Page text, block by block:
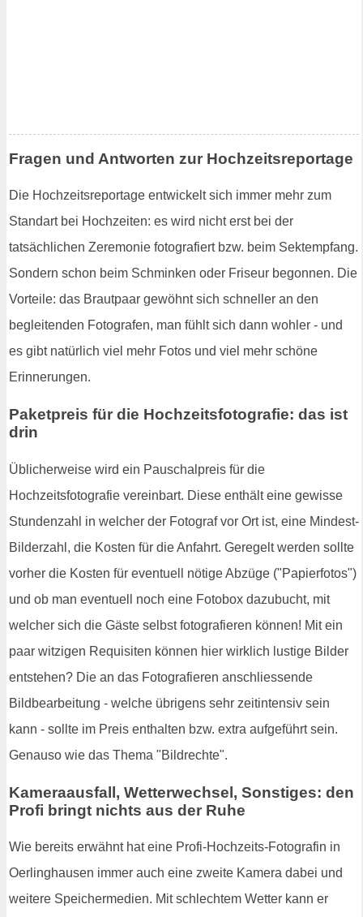
Fragen und Antworten zur Hochzeitsreportage
Die Hochzeitsreportage entwickelt sich immer mehr zum
Standart bei Hochzeiten: es wird nicht erst bei der
tatsächlichen Zeremonie fotografiert bzw. beim Sektempfang.
Sondern schon beim Schminken oder Friseur begonnen. Die
Vorteile: das Brautpaar gewöhnt sich schneller an den
begleitenden Fotografen, man fühlt sich dann wohler - und
es gibt natürlich viel mehr Fotos und viel mehr schöne
Erinnerungen.
Paketpreis für die Hochzeitsfotografie: das ist
drin
Üblicherweise wird ein Pauschalpreis für die
Hochzeitsfotografie vereinbart. Diese enthält eine gewisse
Stundenzahl in welcher der Fotograf vor Ort ist, eine Mindest-
Bilderzahl, die Kosten für die Anfahrt. Geregelt werden sollte
vorher die Kosten für eventuell nötige Abzüge ("Papierfotos")
und ob man eventuell noch eine Fotobox dazubucht, mit
welcher sich die Gäste selbst fotografieren können! Mit ein
paar witzigen Requisiten können hier wirklich lustige Bilder
entstehen? Die an das Fotografieren anschliessende
Bildbearbeitung - welche übrigens sehr zeitintensiv sein
kann - sollte im Preis enthalten bzw. extra aufgeführt sein.
Genauso wie das Thema "Bildrechte".
Kameraausfall, Wetterwechsel, Sonstiges: den
Profi bringt nichts aus der Ruhe
Wie bereits erwähnt hat eine Profi-Hochzeits-Fotografin in
Oerlinghausen immer auch eine zweite Kamera dabei und
weitere Speichermedien. Mit schlechtem Wetter kann er